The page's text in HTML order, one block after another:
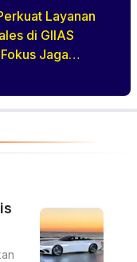
Layanan
di GIIAS
Jaga